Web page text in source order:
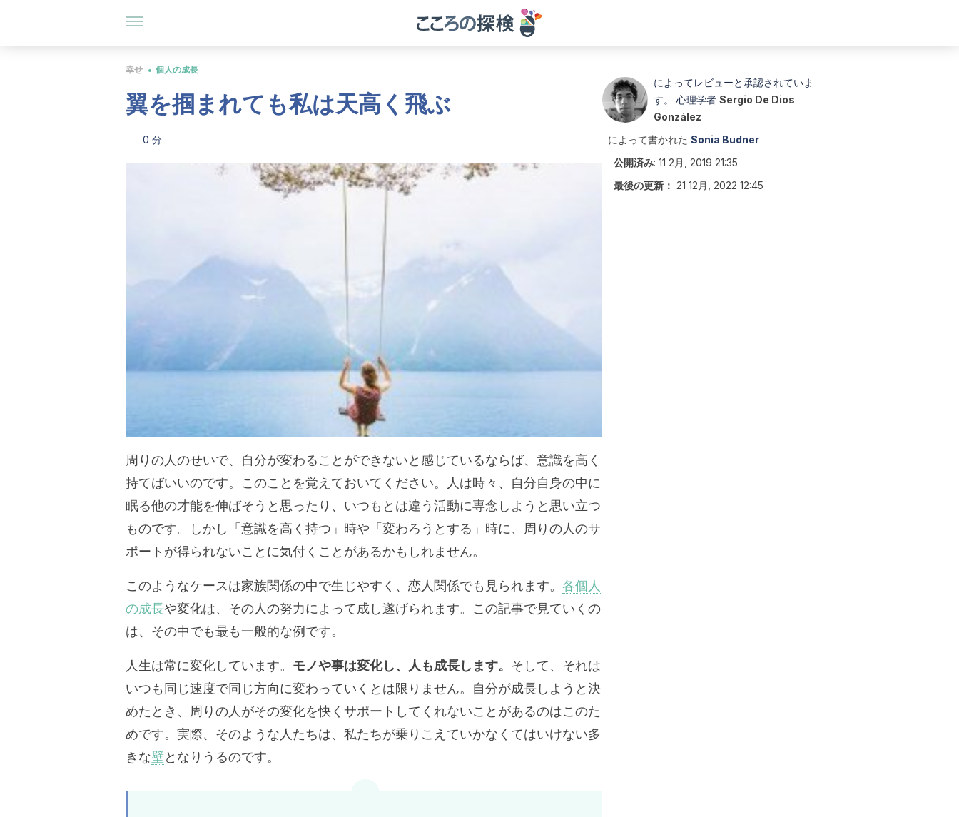
幸せ 個人の成長
翼を掴まれても私は天高く飛ぶ
0 分
周りの人のせいで、自分が変わることができないと感じているならば、意識を高く
持てばいいのです。このことを覚えておいてください。人は時々、自分自身の中に
眠る他の才能を伸ばそうと思ったり、いつもとは違う活動に専念しようと思い立つ
ものです。しかし「意識を高く持つ」時や「変わろうとする」時に、周りの人のサ
ポートが得られないことに気付くことがあるかもしれません。
このようなケースは家族関係の中で生じやすく、恋人関係でも見られます。 各個人
の成長や変化は、その人の努力によって成し遂げられます。この記事で見ていくの
は、その中でも最も一般的な例です。
人生は常に変化しています。 モノや事は変化し、人も成長します。 そして、それは
いつも同じ速度で同じ方向に変わっていくとは限りません。自分が成長しようと決
めたとき、周りの人がその変化を快くサポートしてくれないことがあるのはこのた
めです。実際、そのような人たちは、私たちが乗りこえていかなくてはいけない多
きな壁となりうるのです。
によってレビューと承認されていま
す。 心理学者 Sergio De Dios
González
によって書かれた Sonia Budner
公開済み: 11 2月, 2019 21:35
最後の更新： 21 12月, 2022 12:45